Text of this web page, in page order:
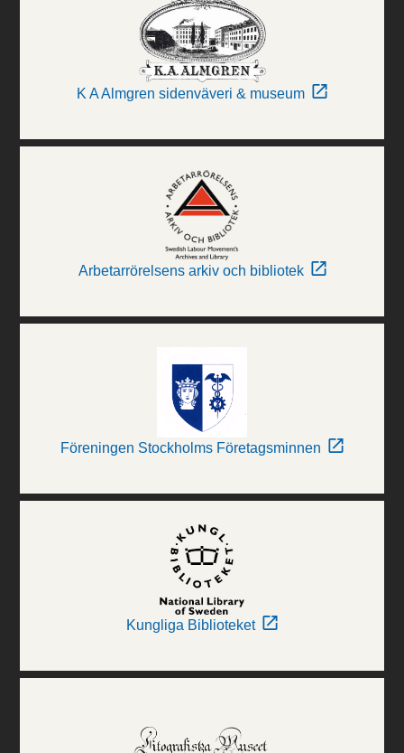
K A Almgren sidenväveri & museum
Arbetarrörelsens arkiv och bibliotek
Föreningen Stockholms Företagsminnen
Kungliga Biblioteket